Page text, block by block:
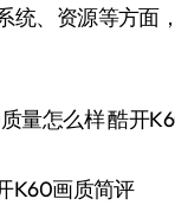
统、资源等方面
K60画质简评